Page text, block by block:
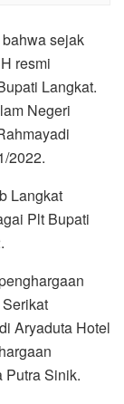
sejak
resmi
Langkat.
Negeri
2022.
Langkat
Plt Bupati
Aryaduta Hotel
Putra Sinik.